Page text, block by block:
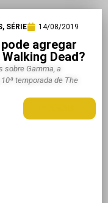
, SÉRIE 14/08/2019
agregar
Dead?
sobre Gamma, a
temporada de The